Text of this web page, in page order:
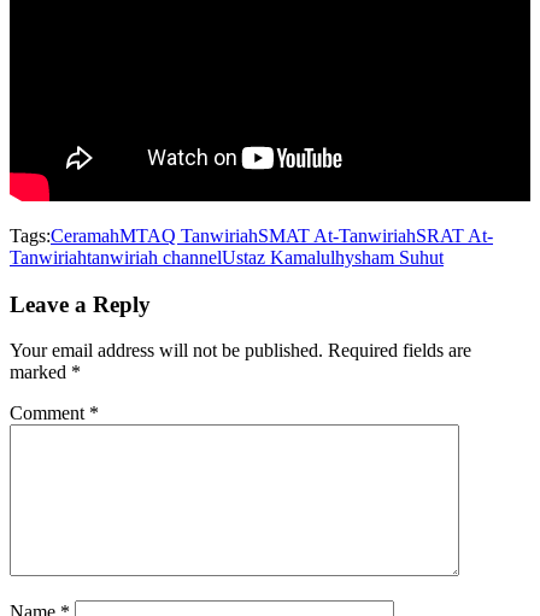
Tags:CeramahMTAQ TanwiriahSMAT At-TanwiriahSRAT At-
Tanwiriahtanwiriah channelUstaz Kamalulhysham Suhut
Leave a Reply
Your email address will not be published. Required fields are
marked *
Comment *